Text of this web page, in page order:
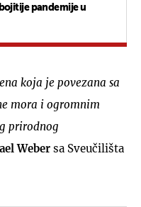
pandemije u
koja je povezana sa
mora i ogromnim
prirodnog
Weber sa Sveučilišta